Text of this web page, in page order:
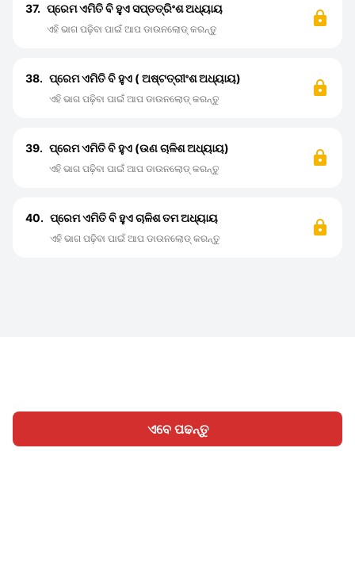
ଏବେ ପଢନ୍ତୁ
37. ପ୍ରେମ ଏମିତି ବି ହୁଏ ସପ୍ତତ୍ରିଂଶ ଅଧ୍ୟାୟ
ଏହି ଭାଗ ପଢ଼ିବା ପାଇଁ ଆପ ଡାଉନଲୋଡ୍ କରନ୍ତୁ
38. ପ୍ରେମ ଏମିତି ବି ହୁଏ ( ଅଷ୍ଟତ୍ରୀଂଶ ଅଧ୍ୟାୟ)
ଏହି ଭାଗ ପଢ଼ିବା ପାଇଁ ଆପ ଡାଉନଲୋଡ୍ କରନ୍ତୁ
39. ପ୍ରେମ ଏମିତି ବି ହୁଏ (ଉଣ ଚାଳିଶ ଅଧ୍ୟାୟ)
ଏହି ଭାଗ ପଢ଼ିବା ପାଇଁ ଆପ ଡାଉନଲୋଡ୍ କରନ୍ତୁ
40. ପ୍ରେମ ଏମିତି ବି ହୁଏ ଚାଳିଶ ତମ ଅଧ୍ୟାୟ
ଏହି ଭାଗ ପଢ଼ିବା ପାଇଁ ଆପ ଡାଉନଲୋଡ୍ କରନ୍ତୁ
ହୋମ ବିଭାଗ ଲେଖନ୍ତୁ ସାଇନ୍ ଇନ୍